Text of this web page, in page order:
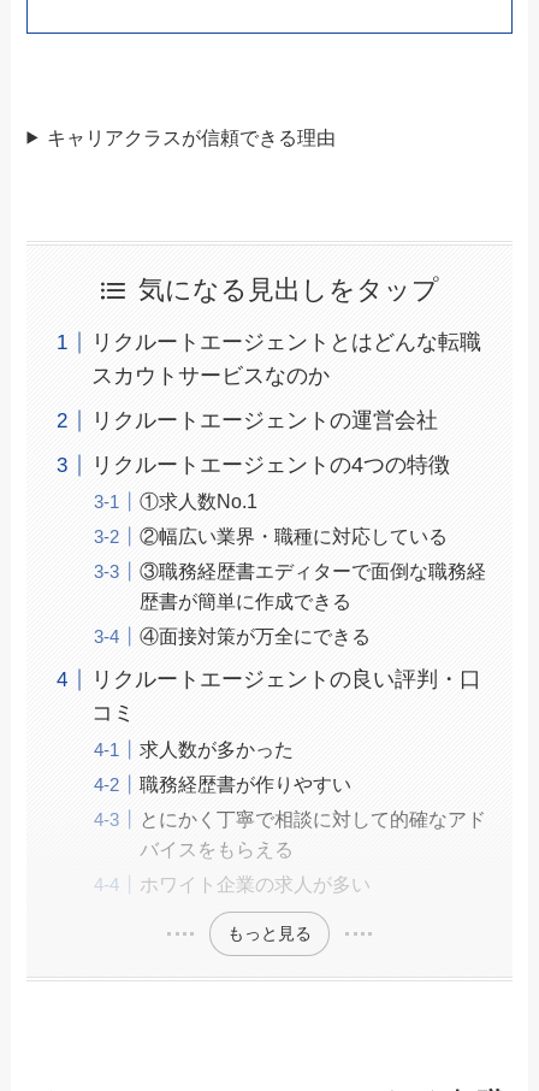
キャリアクラスが信頼できる理由
気になる見出しをタップ
リクルートエージェントとはどんな転職
スカウトサービスなのか
リクルートエージェントの運営会社
リクルートエージェントの4つの特徴
①求人数No.1
②幅広い業界・職種に対応している
③職務経歴書エディターで面倒な職務経
歴書が簡単に作成できる
④面接対策が万全にできる
リクルートエージェントの良い評判・口
コミ
求人数が多かった
職務経歴書が作りやすい
とにかく丁寧で相談に対して的確なアド
バイスをもらえる
ホワイト企業の求人が多い
もっと見る